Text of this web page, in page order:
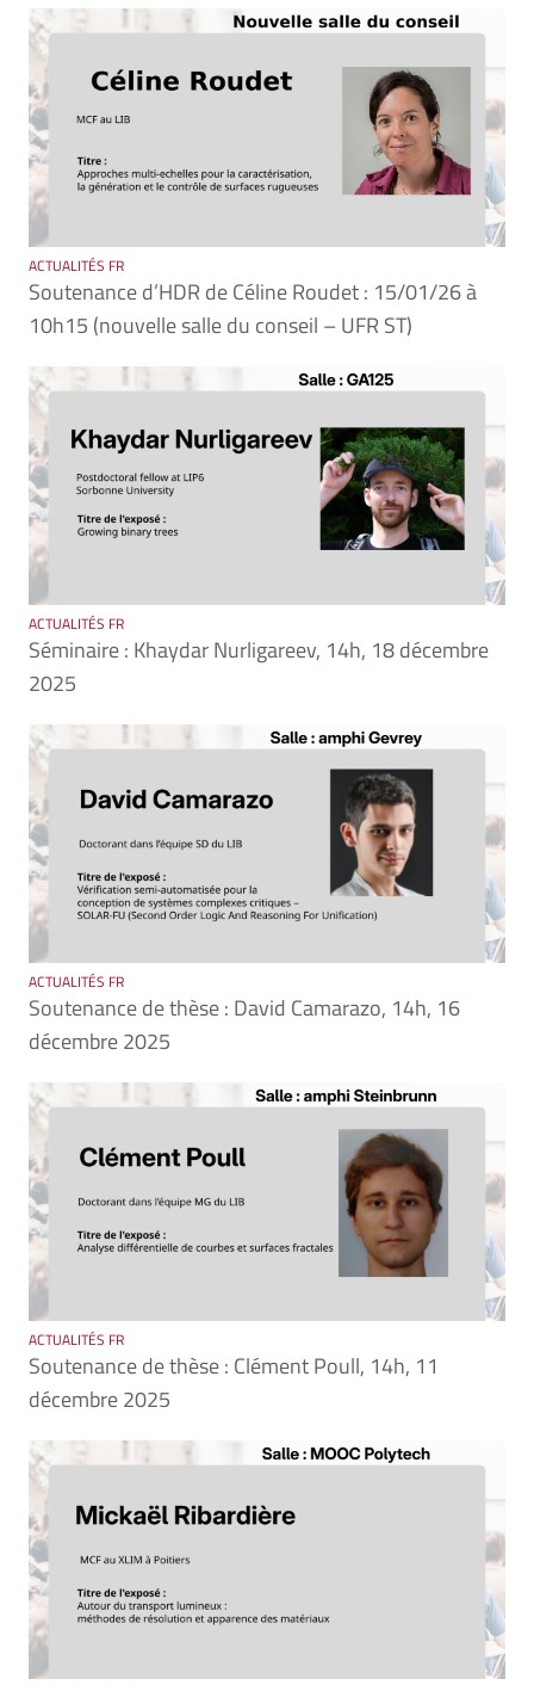
ACTUALITÉS FR
Soutenance d’HDR de Céline Roudet : 15/01/26 à
10h15 (nouvelle salle du conseil – UFR ST)
ACTUALITÉS FR
Séminaire : Khaydar Nurligareev, 14h, 18 décembre
2025
ACTUALITÉS FR
Soutenance de thèse : David Camarazo, 14h, 16
décembre 2025
ACTUALITÉS FR
Soutenance de thèse : Clément Poull, 14h, 11
décembre 2025